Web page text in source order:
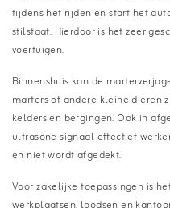
tijdens het rijden en start het
stilstaat. Hierdoor is het zeer
voertuigen.
Binnenshuis kan de
marters of andere kleine dieren
kelders en bergingen. Ook in
ultrasone signaal effectief
en niet wordt afgedekt.
Voor zakelijke toepassingen is